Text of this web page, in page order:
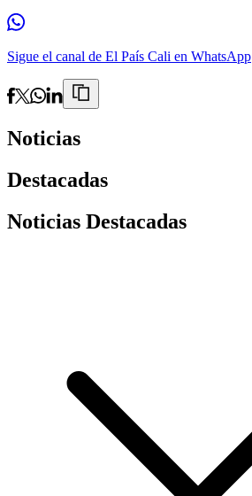
Sigue el canal de El País Cali en WhatsApp
Noticias
Destacadas
Noticias Destacadas